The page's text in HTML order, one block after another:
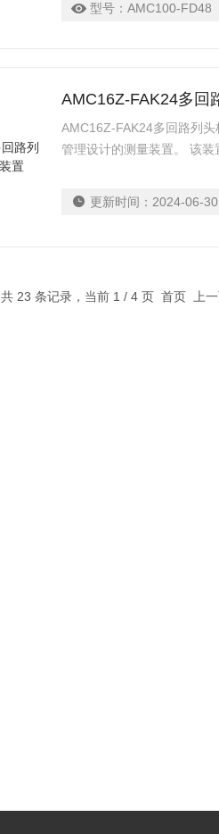
型号：AMC100-FD48
AMC16Z-FAK24多回
AMC16Z-FAK24多回路列
管理设计的测量装置。 该
更新时间： 2024-06-30
共 23 条记录，当前 1 / 4 页 首页 上